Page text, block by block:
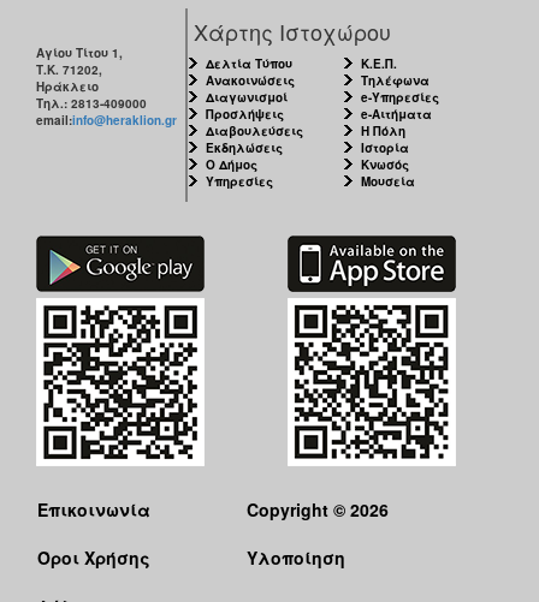
Αγίου Τίτου 1,
Τ.Κ. 71202,
Ηράκλειο
Τηλ.: 2813-409000
email:info@heraklion.gr
Χάρτης Ιστοχώρου
Δελτία Τύπου
Ανακοινώσεις
Διαγωνισμοί
Προσλήψεις
Διαβουλεύσεις
Εκδηλώσεις
Ο Δήμος
Υπηρεσίες
Κ.Ε.Π.
Τηλέφωνα
e-Υπηρεσίες
e-Αιτήματα
Η Πόλη
Ιστορία
Κνωσός
Μουσεία
Επικοινωνία
Όροι Χρήσης
Copyright © 2026
Υλοποίηση